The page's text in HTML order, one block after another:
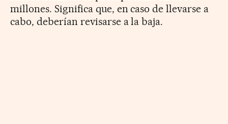
millones. Significa que, en caso de llevarse a
cabo, deberían revisarse a la baja.